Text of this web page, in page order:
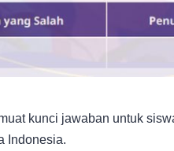
kunci jawaban untuk
Indonesia.